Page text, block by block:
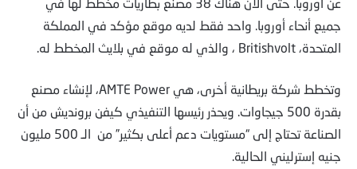
عن أوروبا. حتى الآن هناك 38 مصنع بطاريات مخطط لها في
جميع أنحاء أوروبا. واحد فقط لديه موقع مؤكد في المملكة
المتحدة، Britishvolt ، والذي له موقع في بلايث المخطط له.
وتخطط شركة بريطانية أخرى، هي AMTE Power، لإنشاء مصنع
بقدرة 500 جيجاوات. ويحذر رئيسها التنفيذي كيفن برونديش من أن
الصناعة تحتاج إلى “مستويات دعم أعلى بكثير” من الـ 500 مليون
جنيه إسترليني الحالية.